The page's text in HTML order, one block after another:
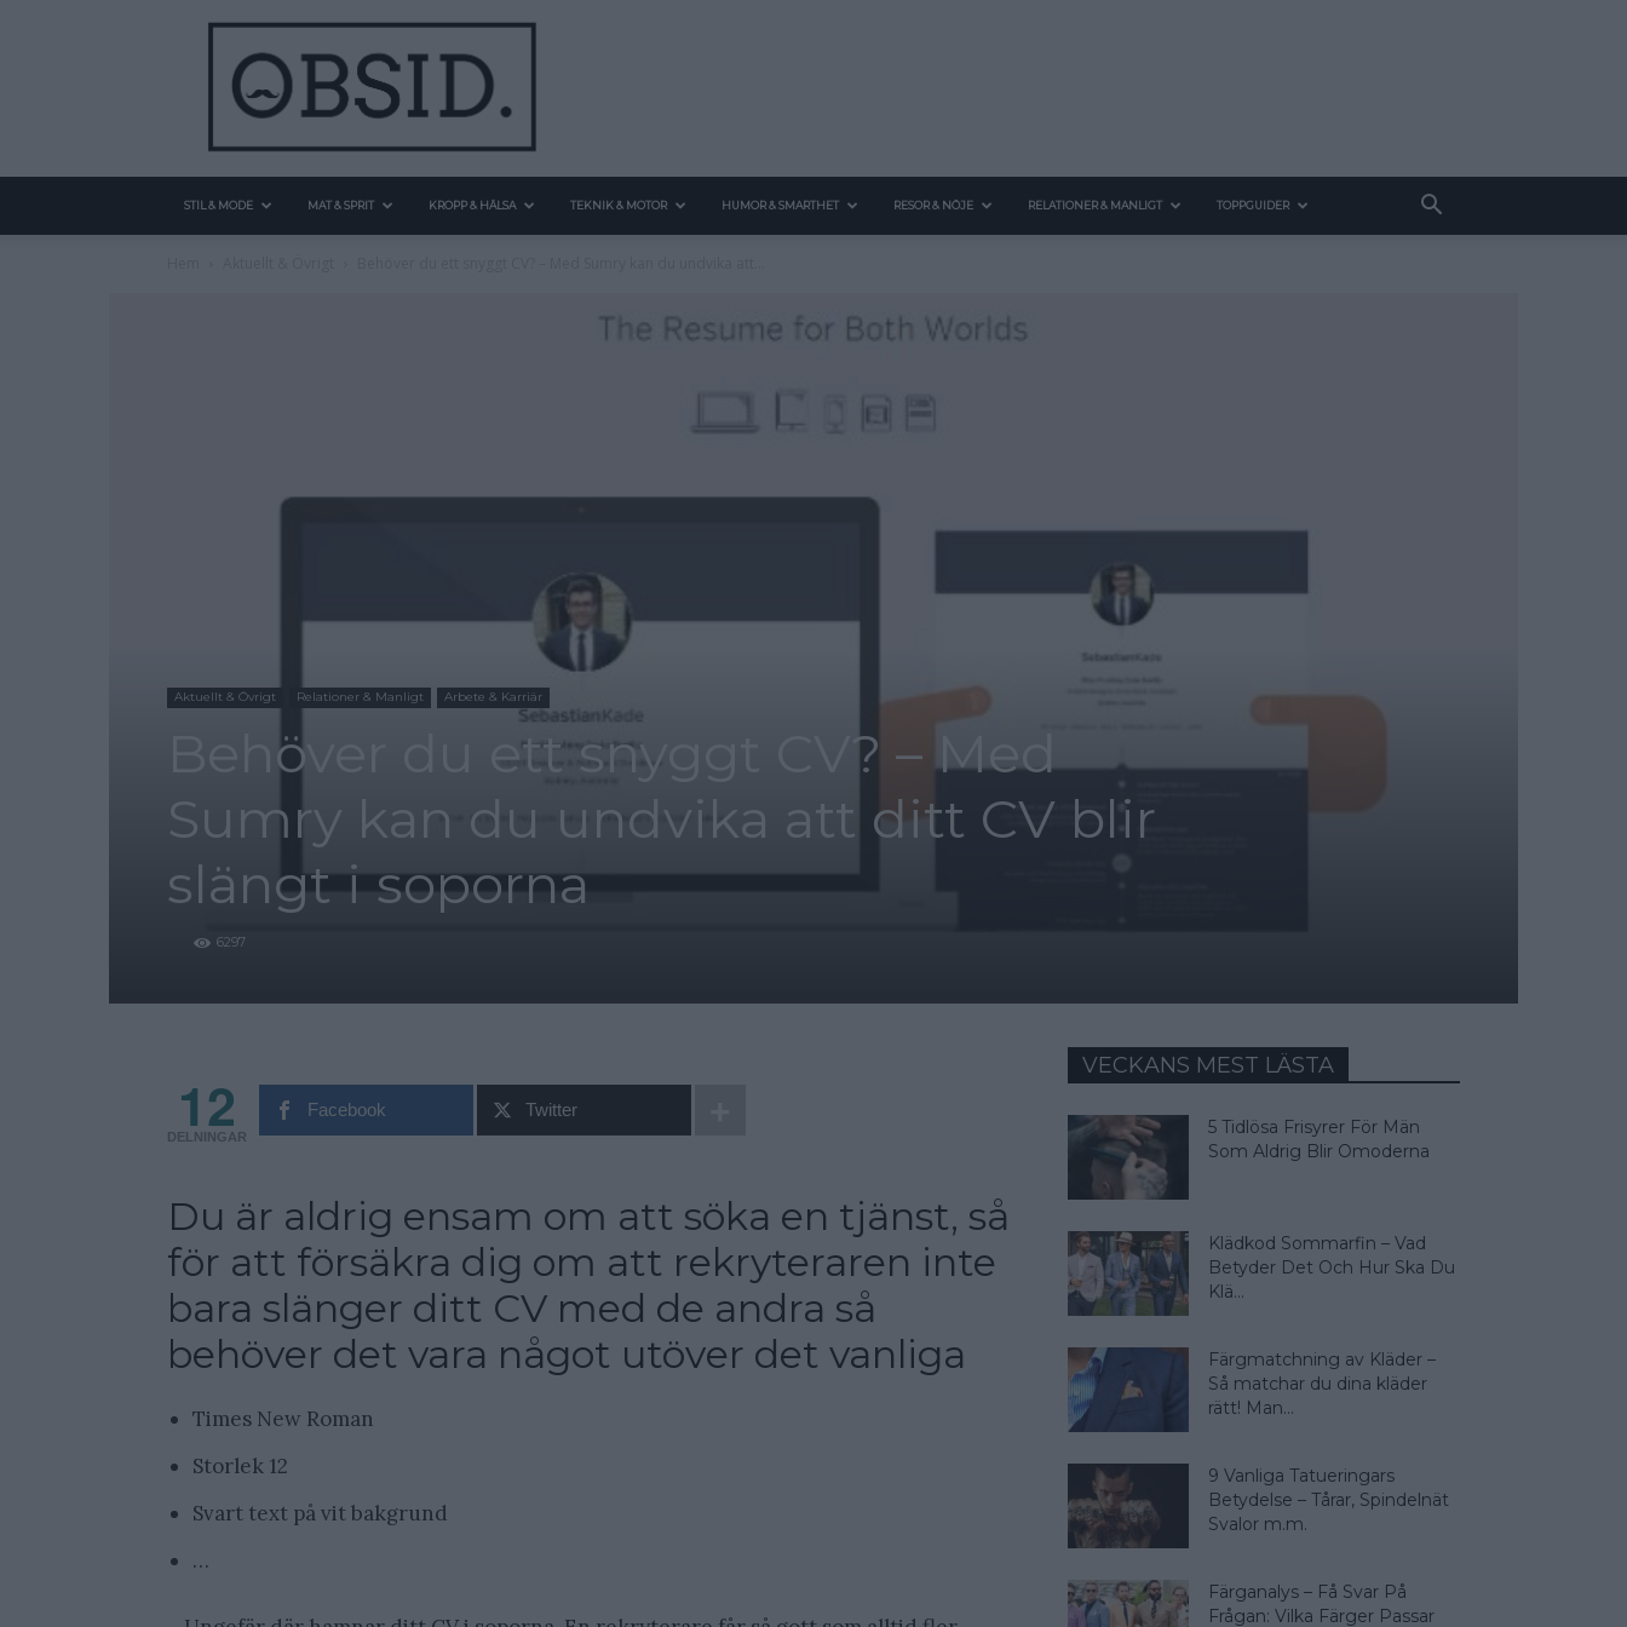
STIL & MODE MAT & SPRIT KROPP & HÄLSA TEKNIK & MOTOR HUMOR & SMARTHET RESOR & NÖJE RELATIONER & MANLIGT TOPPGUIDER
Aktuellt & Övrigt Relationer & Manligt Arbete & Karriär
Behöver du ett snyggt CV? – Med
Sumry kan du undvika att ditt CV blir
slängt i soporna
6297
12
DELNINGAR
Facebook Twitter
Du är aldrig ensam om att söka en tjänst, så
för att försäkra dig om att rekryteraren inte
bara slänger ditt CV med de andra så
behöver det vara något utöver det vanliga
Times New Roman
Storlek 12
Svart text på vit bakgrund
…
VECKANS MEST LÄSTA
5 Tidlösa Frisyrer För Män
Som Aldrig Blir Omoderna
Klädkod Sommarfin – Vad
Betyder Det Och Hur Ska Du
Klä...
Färgmatchning av Kläder –
Så matchar du dina kläder
rätt! Man...
9 Vanliga Tatueringars
Betydelse – Tårar, Spindelnät
Svalor m.m.
Färganalys – Få Svar På
Frågan: Vilka Färger Passar